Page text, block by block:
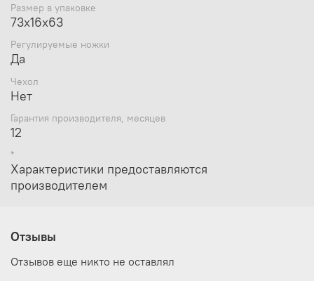
Размер в упаковке
73х16х63
Регулируемые ножки
Да
Чехол
Нет
Гарантия производителя, месяцев
12
*
Характеристики предоставляются
производителем
Отзывы
Отзывов еще никто не оставлял